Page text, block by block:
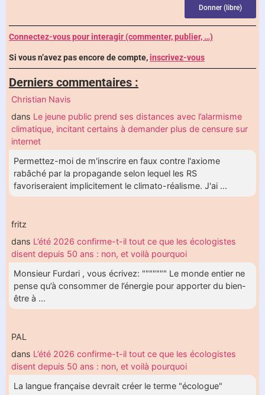
Donner (libre)
Connectez-vous pour interagir (commenter, publier, …)
Si vous n’avez pas encore de compte, inscrivez-vous
Derniers commentaires :
Christian Navis
dans Le jeune public prend ses distances avec l’alarmisme
climatique, incitant certains à demander plus de censure sur
internet
Permettez-moi de m'inscrire en faux contre l'axiome
rabâché par la propagande selon lequel les RS
favoriseraient implicitement le climato-réalisme. J'ai ...
fritz
dans L’été 2026 confirme-t-il tout ce que les écologistes
disent depuis 50 ans : non, et voilà pourquoi
Monsieur Furdari , vous écrivez: """"""" Le monde entier ne
pense qu’à consommer de l’énergie pour apporter du bien-
être à ...
PAL
dans L’été 2026 confirme-t-il tout ce que les écologistes
disent depuis 50 ans : non, et voilà pourquoi
La langue française devrait créer le terme "écologue"